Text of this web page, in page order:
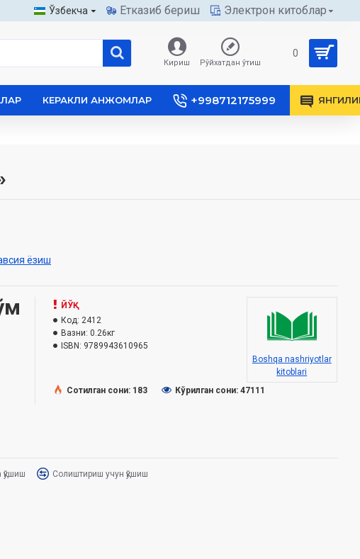
Ўзбекча Етказиб бериш Электрон китоблар
Кириш Рўйхатдан ўтиш
0
КЕРАКЛИ АНЖОМЛАР +998712175999
ёзиш
ЙЎҚ
Код: 2412
Вазни: 0.26кг
ISBN: 9789943610965
Boshqa nashriyotlar
kitoblari
Сотилган сони: 183
Кўрилган сони: 47111
Солиштириш учун қўшиш